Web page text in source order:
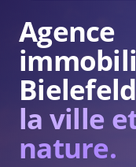
Agence
la ville
nature.